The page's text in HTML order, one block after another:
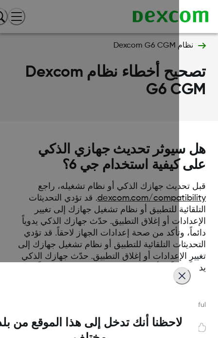
نظام Dexcom G6 CGM
تصحيح أخطاء نظام Dexcom
G6
سيوثر تحديث جهازي الذكي
كيفية استخدام جي 6؟
تحديث جهازك الذكي أو نظام تشغيله، راجع
dexcom.com/. قد تؤدي التحديثات
للتطبيق أو نظام تشغيل جهازك إلى تغيير
أو إغلاق التطبيق. حدّث جهازك الذكي يدوياً
وتأكد من صحة إعدادات الجهاز لاحقاً. قد تؤدي
التلقائية للتطبيق أو نظام تشغيل جهازك إلى
الإعدادات أو إغلاق التطبيق. حدّث جهازك الذكي
دائماً، وتأكد من صحة إعدادات الجهاز لاحقاً.
Was this article
لاحظنا أنك تدخل إلى هذا الموقع من بلد